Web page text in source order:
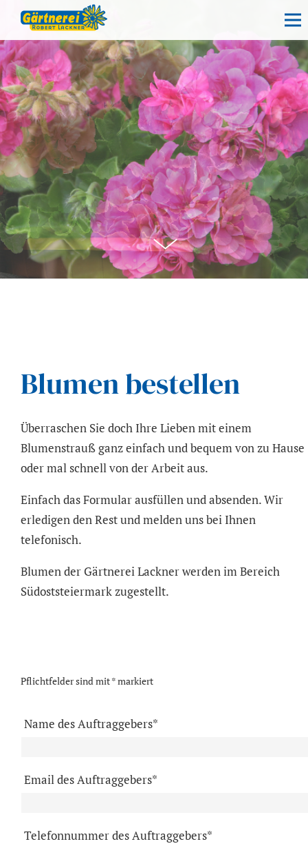
Blumen bestellen
Überraschen Sie doch Ihre Lieben mit einem
Blumenstrauß ganz einfach und bequem von zu Hause
oder mal schnell von der Arbeit aus.
Einfach das Formular ausfüllen und absenden. Wir
erledigen den Rest und melden uns bei Ihnen
telefonisch.
Blumen der Gärtnerei Lackner werden im Bereich
Südoststeiermark zugestellt.
Pflichtfelder sind mit * markiert
Name des Auftraggebers*
Email des Auftraggebers*
Telefonnummer des Auftraggebers*